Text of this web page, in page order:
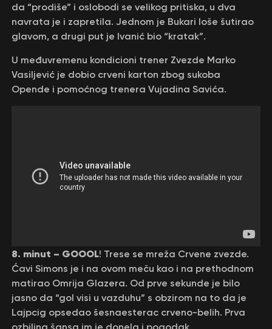
da “prodiše” i oslobodi se velikog pritiska, u dva
navrata je i zapretila. Jednom je Bukari loše šutirao
glavom, a drugi put je Ivanić bio “kratak”.
U međuvremenu kondicioni trener Zvezde Marko
Vasiljević je dobio crveni karton zbog sukoba
Opende i pomoćnog trenera Vujadina Savića.
8. minut – GOOOL! Trese se mreža Crvene zvezde.
Ćavi Simons je i na ovom meču kao i na prethodnom
matirao Omrija Glazera. Od prve sekunde je bilo
jasno da “gol visi u vazduhu” s obzirom na to da je
Lajpcig opsedao šesnaesterac crveno-belih. Prva